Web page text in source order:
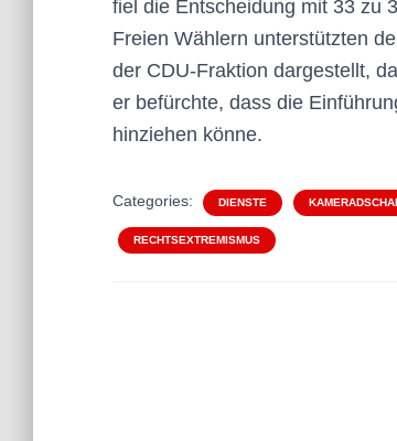
fiel die Entscheidung mit 33 zu
Freien Wählern unterstützten
der CDU-Fraktion dargestellt,
er befürchte, dass die
hinziehen könne.
Categories: DIENSTE
RECHTSEXTREMISMUS